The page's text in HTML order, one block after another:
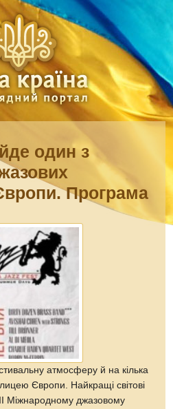
один з
Програма
атмосферу й на кілька
Європи. Найкращі світові
Міжнародному джазовому